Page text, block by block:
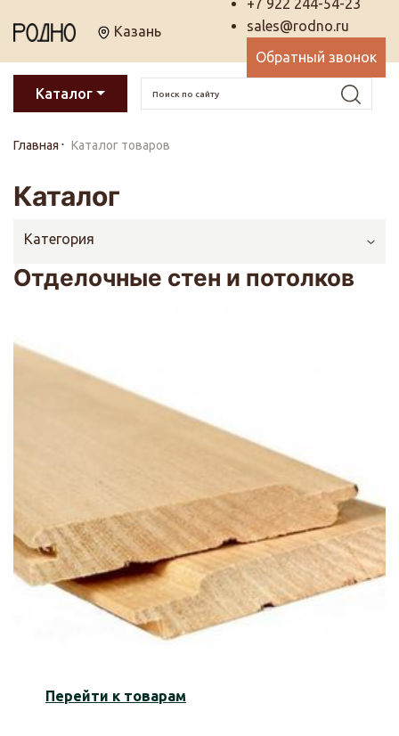
Казань
+7 922 244-54-23
sales@rodno.ru
Обратный звонок
Каталог
Главная Каталог товаров
Каталог
Категория
Отделочные стен и потолков
Перейти к товарам